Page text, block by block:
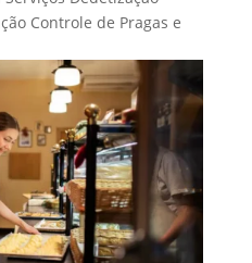
Controle de Pragas e